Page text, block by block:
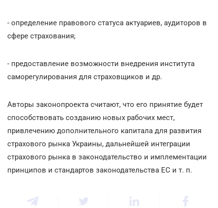
- определение правового статуса актуариев, аудиторов в
сфере страхования;
- предоставление возможности внедрения института
саморегулирования для страховщиков и др.
Авторы законопроекта считают, что его принятие будет
способствовать созданию новых рабочих мест,
привлечению дополнительного капитала для развития
страхового рынка Украины, дальнейшей интеграции
страхового рынка в законодательство и имплементации
принципов и стандартов законодательства ЕС и т. п.